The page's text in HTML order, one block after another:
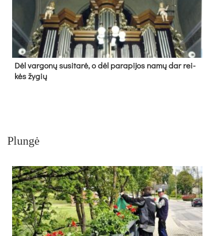
Dėl var­go­nų su­si­ta­rė, o dėl pa­ra­pi­jos na­mų dar rei­
kės žy­gių
Plungė